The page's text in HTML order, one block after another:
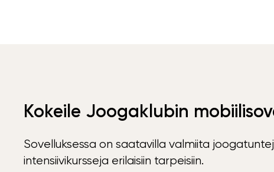
Kokeile Joogaklubin
Sovelluksessa on saatavilla valmiita
intensiivikursseja erilaisiin tarpeisiin.